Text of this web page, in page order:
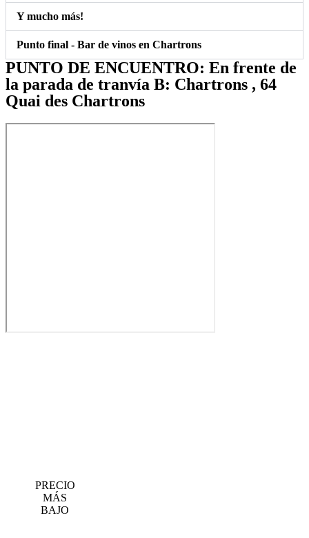
Y mucho más!
Punto final - Bar de vinos en Chartrons
PUNTO DE ENCUENTRO: En frente de
la parada de tranvía B: Chartrons , 64
Quai des Chartrons
PRECIO
MÁS
BAJO